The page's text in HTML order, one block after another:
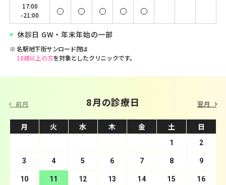
17:00
-21:00
休診日 GW・年末年始の一部
名駅地下街サンロード院は
18歳以上の方を対象としたクリニックです。
前月 8月の診療日
月 火 水 木 金 土 日
1 2
3 4 5 6 7 8 9
10 11 12 13 14 15 16
9 月の診療日
月 火 水 木 金 土 日
5 6
7 8 9 10 11 12 13
14 15 16 17 18 19 20
翌月